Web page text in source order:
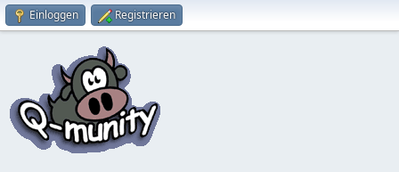
Einloggen Registrieren